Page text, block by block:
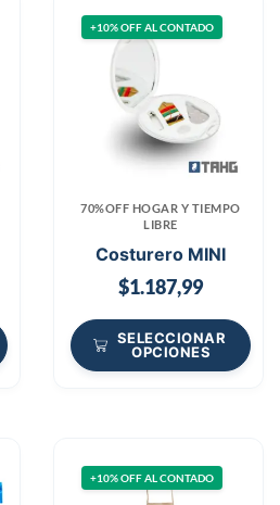
+10% OFF AL CONTADO
70%OFF HOGAR Y TIEMPO
LIBRE
Costurero MINI
$1.187,99
SELECCIONAR
OPCIONES
+10% OFF AL CONTADO